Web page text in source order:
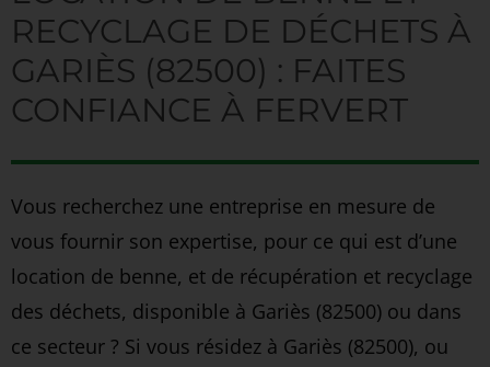
RECYCLAGE DE DÉCHETS À
GARIÈS (82500) : FAITES
CONFIANCE À FERVERT
Vous recherchez une entreprise en mesure de
vous fournir son expertise, pour ce qui est d’une
location de benne, et de récupération et recyclage
des déchets, disponible à Gariès (82500) ou dans
ce secteur ? Si vous résidez à Gariès (82500), ou